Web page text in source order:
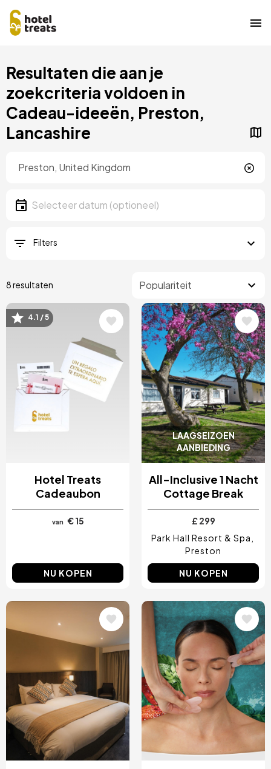
naar
hoofdinhoud
Resultaten die aan je
zoekcriteria voldoen in
Cadeau-ideeën, Preston,
Lancashire
Datum
Selecteer een datum
Filters
8 resultaten
Afbeelding
4.1 / 5
Hotel Treats
Cadeaubon
van € 15
NU KOPEN
LAAGSEIZOEN
AANBIEDING
Afbeelding
All-Inclusive 1 Nacht
Cottage Break
£ 299
Park Hall Resort & Spa
Preston
NU KOPEN
Afbeelding Afbeelding